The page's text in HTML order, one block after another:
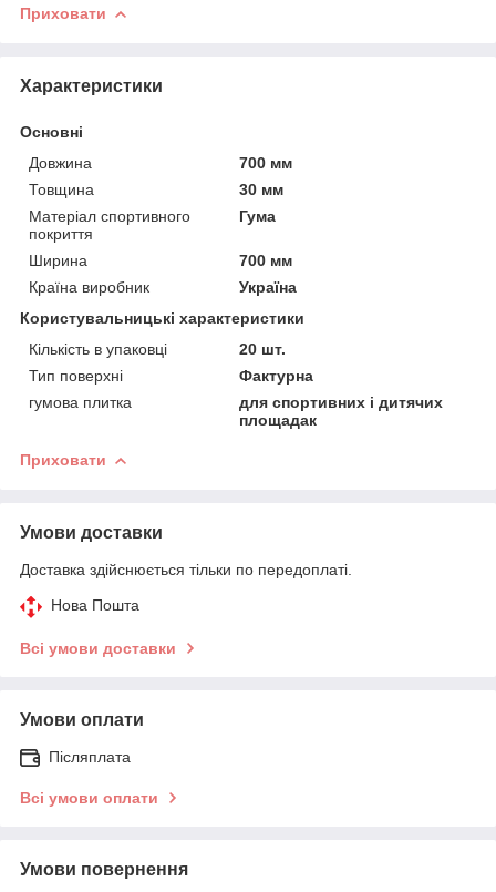
Приховати
Характеристики
Основні
Довжина
700 мм
Товщина
30 мм
Матеріал спортивного
покриття
Гума
Ширина
700 мм
Країна виробник
Україна
Користувальницькі характеристики
Кількість в упаковці
20 шт.
Тип поверхні
Фактурна
гумова плитка
для спортивних і дитячих
площадак
Приховати
Умови доставки
Доставка здійснюється тільки по передоплаті.
Нова Пошта
Всі умови доставки
Умови оплати
Післяплата
Всі умови оплати
Умови повернення